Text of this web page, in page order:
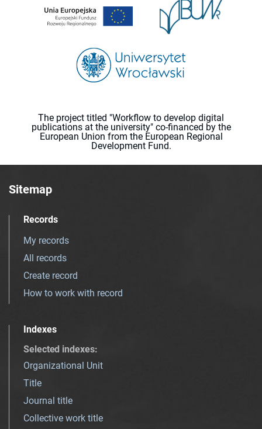
The project titled "Workflow to develop digital
publications at the university" co-financed by the
European Union from the European Regional
Development Fund.
Sitemap
Records
My records
All records
Create record
How to work with record
Indexes
Selected indexes:
Organizational Unit
Title
Journal title
Collective work title